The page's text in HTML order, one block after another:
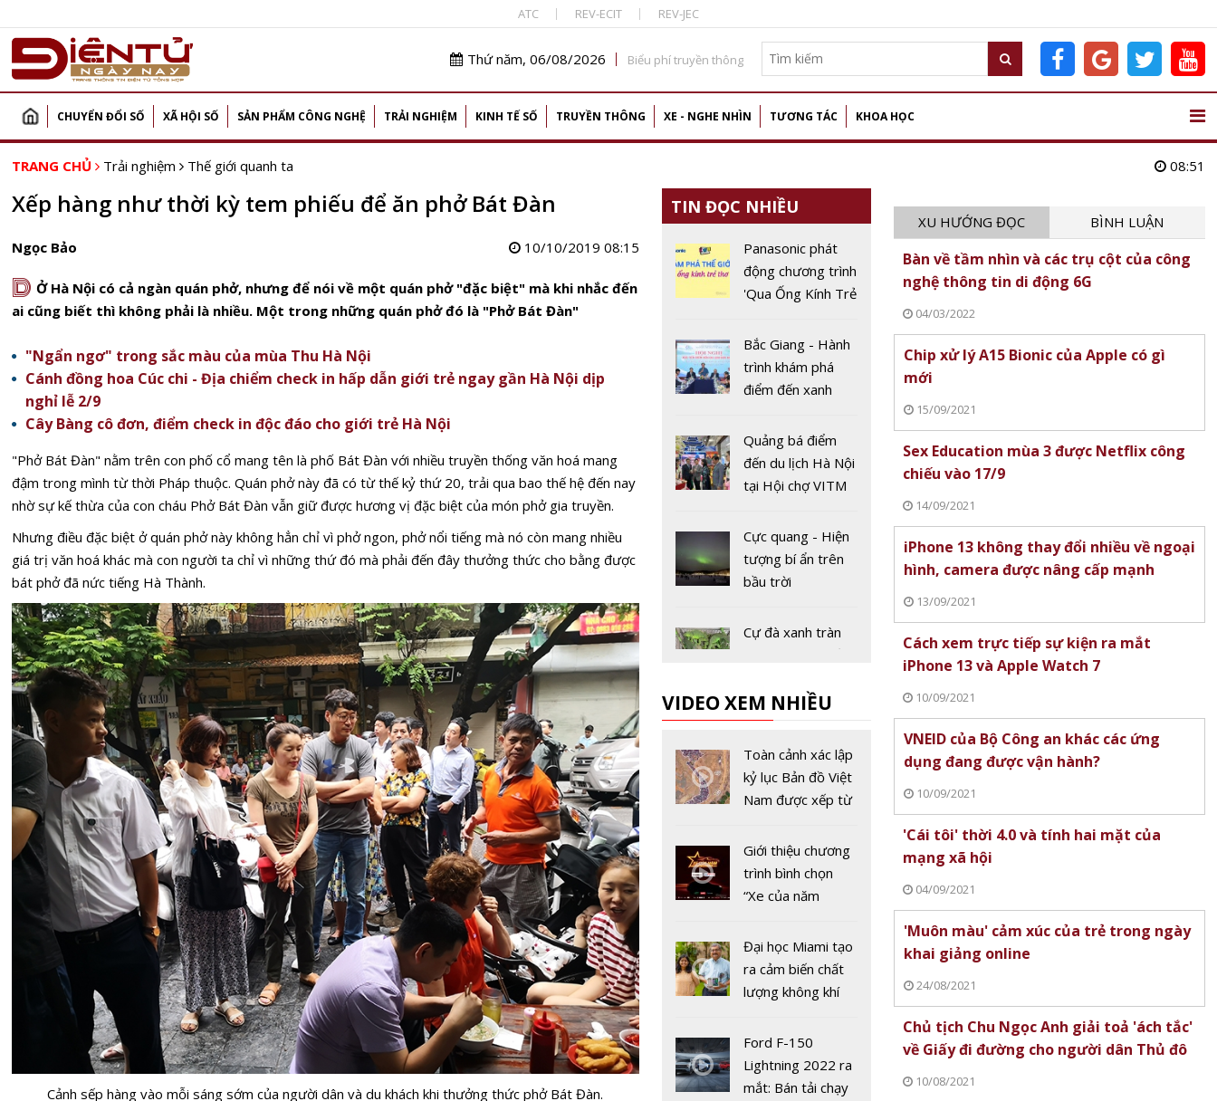
ATC REV-ECIT REV-JEC
Thứ năm, 06/08/2026 Biểu phí truyền thông
CHUYỂN ĐỔI SỐ XÃ HỘI SỐ SẢN PHẨM CÔNG NGHỆ TRẢI NGHIỆM KINH TẾ SỐ TRUYỀN THÔNG XE - NGHE NHÌN TƯƠNG TÁC KHOA HỌC
TRANG CHỦ Trải nghiệm Thế giới quanh ta 08:51
Xếp hàng như thời kỳ tem phiếu để ăn phở Bát Đàn
Ngọc Bảo 10/10/2019 08:15
D Ở Hà Nội có cả ngàn quán phở, nhưng để nói về một quán phở "đặc biệt" mà khi nhắc đến
ai cũng biết thì không phải là nhiều. Một trong những quán phở đó là "Phở Bát Đàn"
"Ngẩn ngơ" trong sắc màu của mùa Thu Hà Nội
Cánh đồng hoa Cúc chi - Địa chiểm check in hấp dẫn giới trẻ ngay gần Hà Nội dịp
nghỉ lễ 2/9
Cây Bàng cô đơn, điểm check in độc đáo cho giới trẻ Hà Nội
"Phở Bát Đàn" nằm trên con phố cổ mang tên là phố Bát Đàn với nhiều truyền thống văn hoá mang
đậm trong mình từ thời Pháp thuộc. Quán phở này đã có từ thế kỷ thứ 20, trải qua bao thế hệ đến nay
nhờ sự kế thừa của con cháu Phở Bát Đàn vẫn giữ được hương vị đặc biệt của món phở gia truyền.
Nhưng điều đặc biệt ở quán phở này không hẳn chỉ vì phở ngon, phở nổi tiếng mà nó còn mang nhiều
giá trị văn hoá khác mà con người ta chỉ vì những thứ đó mà phải đến đây thưởng thức cho bằng được
bát phở đã nức tiếng Hà Thành.
Cảnh sếp hàng vào mỗi sáng sớm của người dân và du khách khi thưởng thức phở Bát Đàn.
TIN ĐỌC NHIỀU
Panasonic phát
động chương trình
'Qua Ống Kính Trẻ
Bắc Giang - Hành
trình khám phá
điểm đến xanh
Quảng bá điểm
đến du lịch Hà Nội
tại Hội chợ VITM
Cực quang - Hiện
tượng bí ẩn trên
bầu trời
Cự đà xanh tràn
ngập, chính quyền
người dân bắt
giúp
trong nắng cuối
thu xứ Hàn thu
hút mọi góc máy
7 cây cầu huyết
Những dải lụa nhìn
từ trên cao trong
nắng
VIDEO XEM NHIỀU
Toàn cảnh xác lập
kỷ lục Bản đồ Việt
Nam được xếp từ
năm 2022
Giới thiệu chương
trình bình chọn
“Xe của năm
Đại học Miami tạo
ra cảm biến chất
lượng không khí
19
Ford F-150
Lightning 2022 ra
mắt: Bán tải chạy
XU HƯỚNG ĐỌC BÌNH LUẬN
Bàn về tầm nhìn và các trụ cột của công
nghệ thông tin di động 6G
04/03/2022
Chip xử lý A15 Bionic của Apple có gì
mới
15/09/2021
Sex Education mùa 3 được Netflix công
chiếu vào 17/9
14/09/2021
iPhone 13 không thay đổi nhiều về ngoại
hình, camera được nâng cấp mạnh
13/09/2021
Cách xem trực tiếp sự kiện ra mắt
iPhone 13 và Apple Watch 7
10/09/2021
VNEID của Bộ Công an khác các ứng
dụng đang được vận hành?
10/09/2021
'Cái tôi' thời 4.0 và tính hai mặt của
mạng xã hội
04/09/2021
'Muôn màu' cảm xúc của trẻ trong ngày
khai giảng online
24/08/2021
Chủ tịch Chu Ngọc Anh giải toả 'ách tắc'
về Giấy đi đường cho người dân Thủ đô
10/08/2021